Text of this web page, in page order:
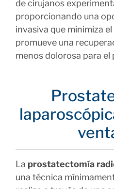
de cirujanos
proporcionando una
invasiva que minimiza
promueve una
menos dolorosa para el
La prostatectomía
una técnica